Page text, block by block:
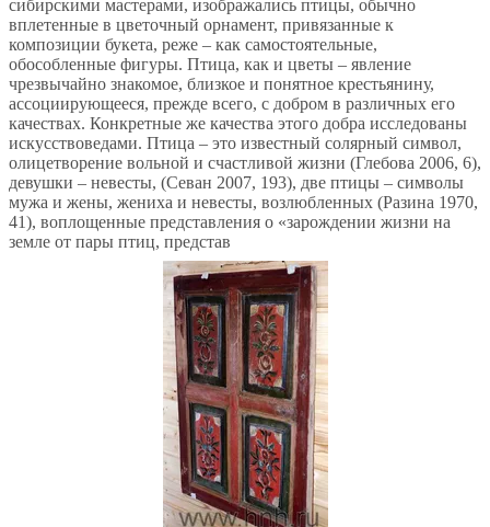
сибирскими мастерами, изображались птицы, обычно
вплетенные в цветочный орнамент, привязанные к
композиции букета, реже – как самостоятельные,
обособленные фигуры. Птица, как и цветы – явление
чрезвычайно знакомое, близкое и понятное крестьянину,
ассоциирующееся, прежде всего, с добром в различных его
качествах. Конкретные же качества этого добра исследованы
искусствоведами. Птица – это известный солярный символ,
олицетворение вольной и счастливой жизни (Глебова 2006, 6),
девушки – невесты, (Севан 2007, 193), две птицы – символы
мужа и жены, жениха и невесты, возлюбленных (Разина 1970,
41), воплощенные представления о «зарождении жизни на
земле от пары птиц, представ